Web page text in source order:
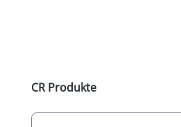
Produktgalerie überspringen
CR Produkte